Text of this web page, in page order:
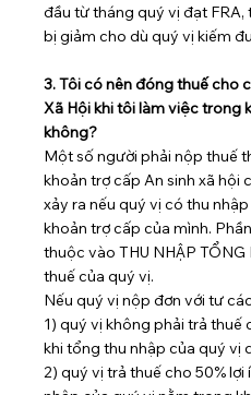
đầu từ tháng quý vị đạt
bị giảm cho dù quý vị kiếm
3. Tôi có nên đóng thuế cho
Xã Hội khi tôi làm việc trong
không?
Một số người phải nộp thuế
khoản trợ cấp An sinh xã hội
xảy ra nếu quý vị có thu
khoản trợ cấp của mình.
thuộc vào THU NHẬP TỔNG
thuế của quý vị.
Nếu quý vị nộp đơn với tư
1) quý vị không phải trả
khi tổng thu nhập của quý vị
2) quý vị trả thuế cho 50%